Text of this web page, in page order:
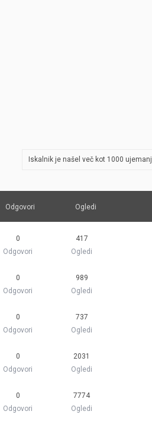
Iskalnik je našel več kot 1000 ujemanj
Odgovori Ogledi
0
Odgovori
417
Ogledi
0
Odgovori
989
Ogledi
0
Odgovori
737
Ogledi
0
Odgovori
2031
Ogledi
0
Odgovori
7774
Ogledi